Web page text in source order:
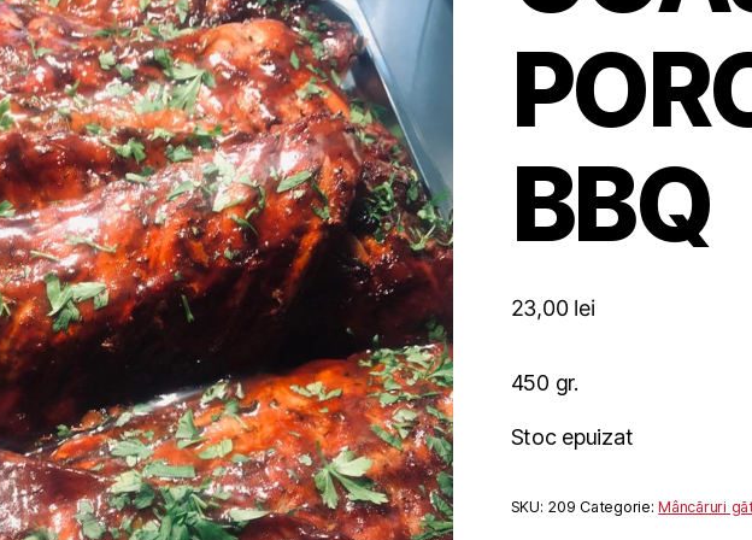
BBQ
23,00 lei
450 gr.
Stoc epuizat
SKU: 209 Categorie:Mâncăruri